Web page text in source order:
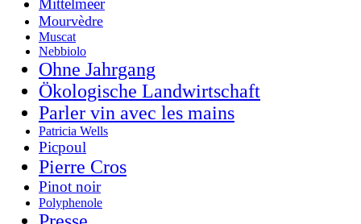
Mourvèdre
Muscat
Nebbiolo
Ohne Jahrgang
Ökologische Landwirtschaft
Parler vin avec les mains
Patricia Wells
Picpoul
Pierre Cros
Pinot noir
Polyphenole